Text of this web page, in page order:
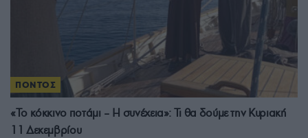
ΠΟΝΤΟΣ
«Το κόκκινο ποτάμι – Η συνέχεια»: Τι θα δούμε την Κυριακή
11 Δεκεμβρίου